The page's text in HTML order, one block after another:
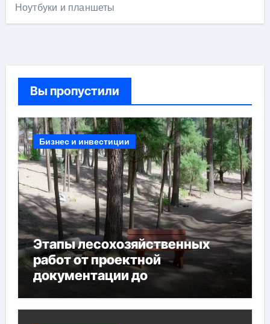
Ноутбуки и планшеты
Вы пропустили
Бизнес и инвестиции
Этапы лесохозяйственных
работ от проектной
документации до
мероприятий и обустройства